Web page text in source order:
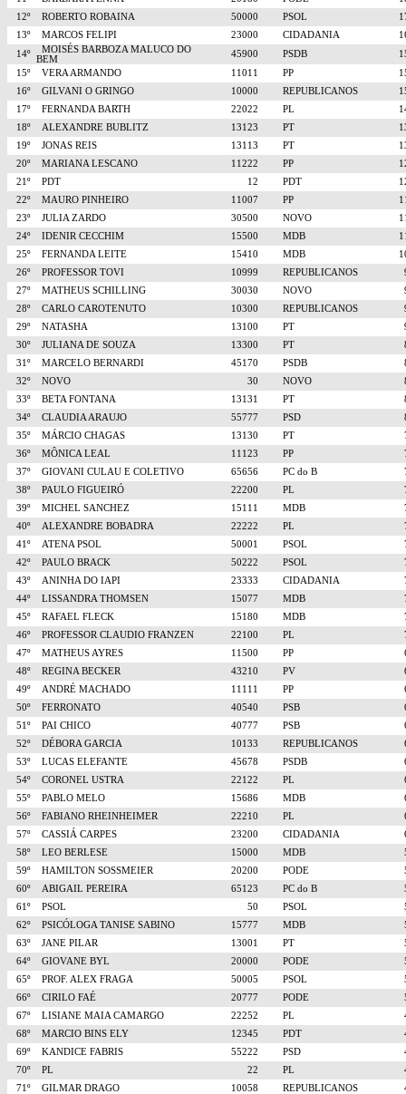
12º
ROBERTO ROBAINA 50000 PSOL
13º
MARCOS FELIPI 23000 CIDADANIA
14º
MOISÉS BARBOZA MALUCO DO
BEM
45900 PSDB
15º
VERA ARMANDO 11011 PP
16º
GILVANI O GRINGO 10000 REPUBLICANOS
17º
FERNANDA BARTH 22022 PL
18º
ALEXANDRE BUBLITZ 13123 PT
19º
JONAS REIS 13113 PT
20º
MARIANA LESCANO 11222 PP
21º
PDT 12 PDT
22º
MAURO PINHEIRO 11007 PP
23º
JULIA ZARDO 30500 NOVO
24º
IDENIR CECCHIM 15500 MDB
25º
FERNANDA LEITE 15410 MDB
26º
PROFESSOR TOVI 10999 REPUBLICANOS
27º
MATHEUS SCHILLING 30030 NOVO
28º
CARLO CAROTENUTO 10300 REPUBLICANOS
29º
NATASHA 13100 PT
30º
JULIANA DE SOUZA 13300 PT
31º
MARCELO BERNARDI 45170 PSDB
32º
NOVO 30 NOVO
33º
BETA FONTANA 13131 PT
34º
CLAUDIA ARAUJO 55777 PSD
35º
MÁRCIO CHAGAS 13130 PT
36º
MÔNICA LEAL 11123 PP
37º
GIOVANI CULAU E COLETIVO 65656 PC do B
38º
PAULO FIGUEIRÓ 22200 PL
39º
MICHEL SANCHEZ 15111 MDB
40º
ALEXANDRE BOBADRA 22222 PL
41º
ATENA PSOL 50001 PSOL
42º
PAULO BRACK 50222 PSOL
43º
ANINHA DO IAPI 23333 CIDADANIA
44º
LISSANDRA THOMSEN 15077 MDB
45º
RAFAEL FLECK 15180 MDB
46º
PROFESSOR CLAUDIO FRANZEN 22100 PL
47º
MATHEUS AYRES 11500 PP
48º
REGINA BECKER 43210 PV
49º
ANDRÉ MACHADO 11111 PP
50º
FERRONATO 40540 PSB
51º
PAI CHICO 40777 PSB
52º
DÉBORA GARCIA 10133 REPUBLICANOS
53º
LUCAS ELEFANTE 45678 PSDB
54º
CORONEL USTRA 22122 PL
55º
PABLO MELO 15686 MDB
56º
FABIANO RHEINHEIMER 22210 PL
57º
CASSIÁ CARPES 23200 CIDADANIA
58º
LEO BERLESE 15000 MDB
59º
HAMILTON SOSSMEIER 20200 PODE
60º
ABIGAIL PEREIRA 65123 PC do B
61º
PSOL 50 PSOL
62º
PSICÓLOGA TANISE SABINO 15777 MDB
63º
JANE PILAR 13001 PT
64º
GIOVANE BYL 20000 PODE
65º
PROF. ALEX FRAGA 50005 PSOL
66º
CIRILO FAÉ 20777 PODE
67º
LISIANE MAIA CAMARGO 22252 PL
68º
MARCIO BINS ELY 12345 PDT
69º
KANDICE FABRIS 55222 PSD
70º
PL 22 PL
71º
GILMAR DRAGO 10058 REPUBLICANOS